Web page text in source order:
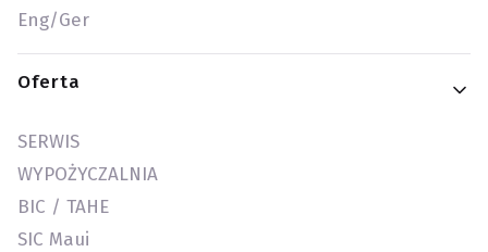
Eng/Ger
Oferta
SERWIS
WYPOŻYCZALNIA
BIC / TAHE
SIC Maui